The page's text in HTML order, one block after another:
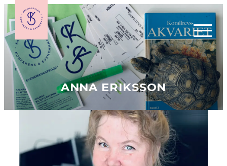
EVENEMANGS­KALENDER
BILJETTINFORMATION
GRUPPBOKNING & FÖRETAGSEVENT
MINA BILJETTER
NYHETSBREV
ANNA ERIKSSON